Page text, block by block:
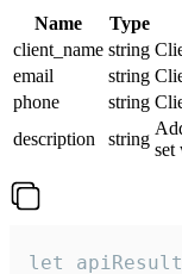
Name Type
client_name string
email
string
phone
string
description
string
set
let